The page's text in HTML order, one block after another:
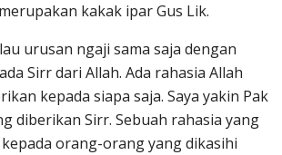
kakak ipar Gus Lik.
urusan ngaji sama saja dengan
Sirr dari Allah. Ada rahasia Allah
kepada siapa saja. Saya yakin Pak
diberikan Sirr. Sebuah rahasia yang
orang-orang yang dikasihi